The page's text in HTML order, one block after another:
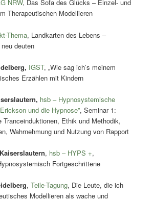
NRW, Das Sofa des Glücks – Einzel- und
Therapeutischen Modellieren
Thema, Landkarten des Lebens –
deuten
IGST, „Wie sag ich’s meinem
Erzählen mit Kindern
, hsb – Hypnosystemische
und die Hypnose”, Seminar 1:
Tranceinduktionen, Ethik und Methodik,
Wahrnehmung und Nutzung von Rapport
Kaiserslautern, hsb – HYPS +,
Fortgeschrittene
,Teile-Tagung, Die Leute, die ich
Modellieren als wache und